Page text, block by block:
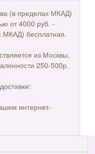
(в пределах МКАД)
от 4000 руб. -
МКАД) бесплатная.
из Москвы,
250-500р.
интернет-